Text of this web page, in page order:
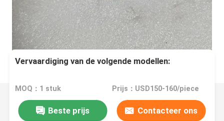
Vervaardiging van de volgende modellen:
MOQ：1 stuk Prijs：USD150-160/piece
Beste prijs Contacteer ons